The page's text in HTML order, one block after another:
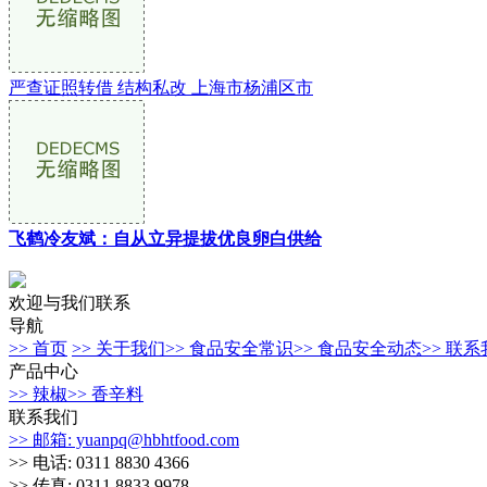
严查证照转借 结构私改 上海市杨浦区市
飞鹤冷友斌：自从立异提拔优良卵白供给
欢迎与我们联系
导航
>> 首页 >> 关于我们>> 食品安全常识>> 食品安全动态>> 联系
产品中心
>> 辣椒>> 香辛料
联系我们
>> 邮箱: yuanpq@hbhtfood.com
>> 电话: 0311 8830 4366